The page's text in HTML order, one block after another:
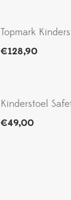
Topmark
€128,90
Kinderstoel
€49,00